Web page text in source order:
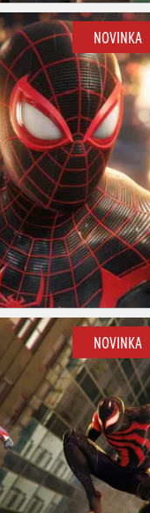
NOVINKA
NOVINKA